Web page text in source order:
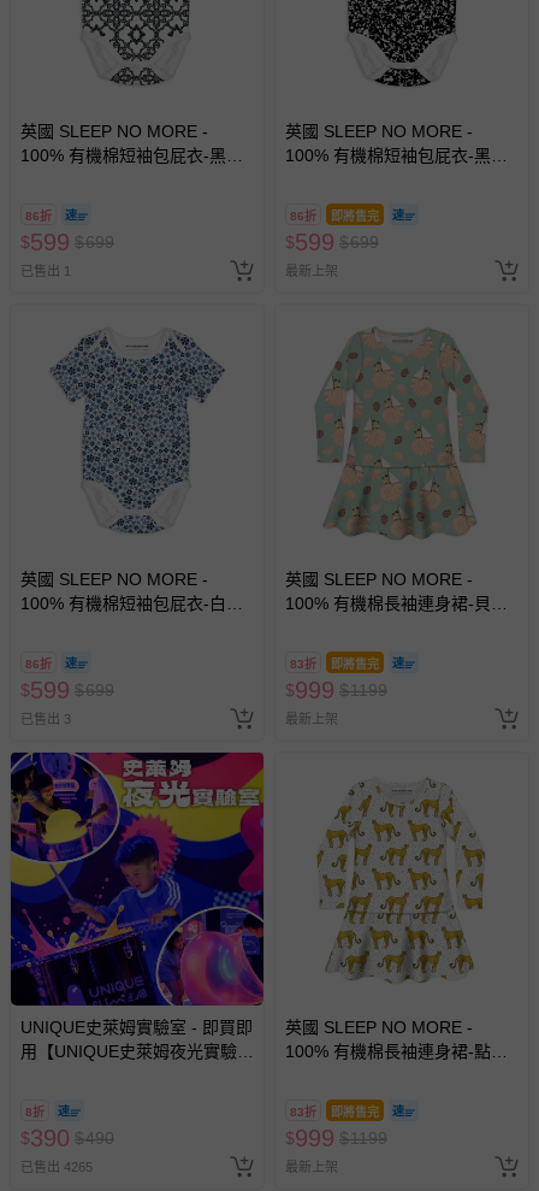
部分商品依據消費者保護法的規定，不適用七天鑑賞期/猶
豫期範圍：
易於腐敗、保存期限較短或解約時即將逾期（例如生鮮
客製化商品（例如客製生日書、姓名貼等）。
新費用）。
經消費者拆封之影音商品或電腦軟體（例如 DVD、CD
上服務，經消費者事先同意始提供（例如線上課程、遊
戲或活動點數等）。
已拆封之以下類型商品：
-個人衛生用品（例如尿布、貼身衣物、泳裝、襪子、地
墊、寢具類等）。
-新生兒親膚衣物（嬰幼兒包巾與背巾、包屁衣、學習
褲、紗布衣等）。
-接觸性孕哺產品（奶嘴、奶瓶、擠乳器、哺乳衣、托腹
-其他原廠盒裝商品封口處已貼上「不可拆封」，或具警
示字句等說明貼紙、封條者。
國際航空、客運、訂房等服務。
相關的退換貨辦理流程，可詳見：退換貨 & 退款問題
其他常見問題：
運送服務：目前提供的運送僅限台灣本島。如您位於離島地
區，可能會無法配送，或須依據商品需加收離島運費。廠商
亦保留出貨與否的權利。離島、偏遠地區、樓層親送等加價
費用，可能會另需加收。
商品實際的配達日期，可於訂單個人資料內的查詢訂單內，
已出貨通知之訊息為主。
如您收到商品，請依正常流程檢查是否完好，若商品遇瑕疵
情形，您可申請更換新品或退貨，請見：退貨的辦理流程
若您對於會員帳號、商品訂購與資訊、購物流程、付款方
問，你可詳見：
媽咪愛客服中心。
預購商品：預購為海外同步代購，遇缺貨即會通知媽咪並協
助取消退款事宜。
英國 SLEEP NO MORE -
100% 有機棉短袖包屁衣-黑白
86折
$599 $699
已售出 1
英國 SLEEP NO MORE -
100% 有機棉短袖包屁衣-黑白
86折 即將售完
$599 $699
最新上架
英國 SLEEP NO MORE -
100% 有機棉短袖包屁衣-白底
86折
$599 $699
已售出 3
英國 SLEEP NO MORE -
100% 有機棉長袖連身裙-貝殼
83折 即將售完
$999 $1199
最新上架
UNIQUE史萊姆實驗室 - 即買即
用【UNIQUE史萊姆夜光實驗室
訂單編號兌換，逾期作廢) (大
人小孩均一價(3歲以上需購票))
8折
$390 $490
已售出 4265
英國 SLEEP NO MORE -
100% 有機棉長袖連身裙-點點
83折 即將售完
$999 $1199
最新上架